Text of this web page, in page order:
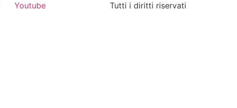
Youtube Tutti i diritti riservati